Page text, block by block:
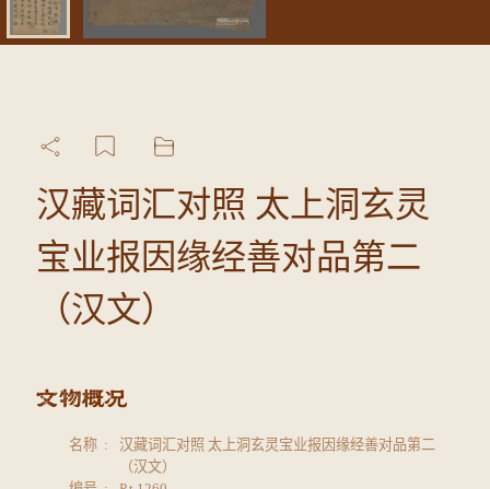
汉藏词汇对照 太上洞玄灵
宝业报因缘经善对品第二
（汉文）
名称
汉藏词汇对照 太上洞玄灵宝业报因缘经善对品第二
（汉文）